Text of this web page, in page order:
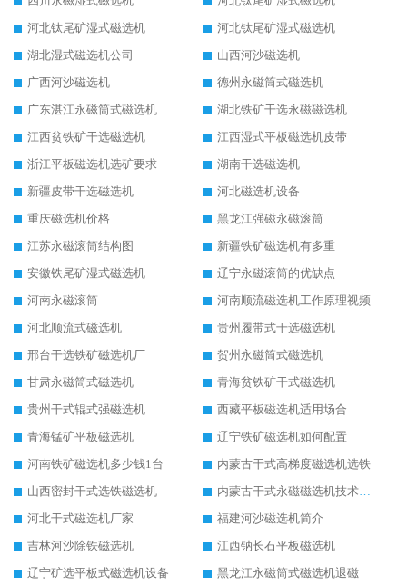
河北钛尾矿湿式磁选机
河北钛尾矿湿式磁选机
湖北湿式磁选机公司
山西河沙磁选机
广西河沙磁选机
德州永磁筒式磁选机
广东湛江永磁筒式磁选机
湖北铁矿干选永磁磁选机
江西贫铁矿干选磁选机
江西湿式平板磁选机皮带
浙江平板磁选机选矿要求
湖南干选磁选机
新疆皮带干选磁选机
河北磁选机设备
重庆磁选机价格
黑龙江强磁永磁滚筒
江苏永磁滚筒结构图
新疆铁矿磁选机有多重
安徽铁尾矿湿式磁选机
辽宁永磁滚筒的优缺点
河南永磁滚筒
河南顺流磁选机工作原理视频
河北顺流式磁选机
贵州履带式干选磁选机
邢台干选铁矿磁选机厂
贺州永磁筒式磁选机
甘肃永磁筒式磁选机
青海贫铁矿干式磁选机
贵州干式辊式强磁选机
西藏平板磁选机适用场合
青海锰矿平板磁选机
辽宁铁矿磁选机如何配置
河南铁矿磁选机多少钱1台
内蒙古干式高梯度磁选机选铁
山西密封干式选铁磁选机
内蒙古干式永磁磁选机技术要求
河北干式磁选机厂家
福建河沙磁选机简介
吉林河沙除铁磁选机
江西钠长石平板磁选机
辽宁矿选平板式磁选机设备
黑龙江永磁筒式磁选机退磁